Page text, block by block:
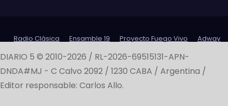
Radio Clásica Ensamble 19 Proyecto Fuego Vivo Adway
DIARIO 5 © 2010-2026 / RL-2026-69515131-APN-
DNDA#MJ - C Calvo 2092 / 1230 CABA / Argentina /
Editor responsable: Carlos Allo.